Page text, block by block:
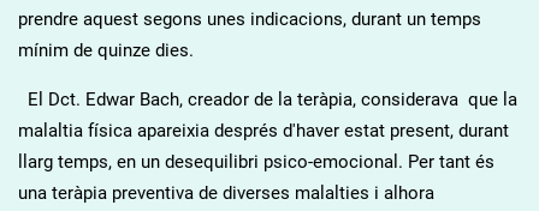
TERÀPIES ENERGÈTIQUES I PSICO-
CORPORALS/ CONSCIÈNCIA
CORPORAL I CREATIVA.
prendre aquest segons unes indicacions, durant un temps
mínim de quinze dies.
El Dct. Edwar Bach, creador de la teràpia, considerava que la
malaltia física apareixia després d'haver estat present, durant
llarg temps, en un desequilibri psico-emocional. Per tant és
una teràpia preventiva de diverses malalties i alhora